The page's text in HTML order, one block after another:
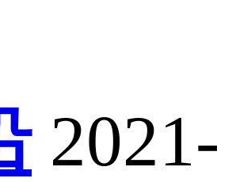
2021-